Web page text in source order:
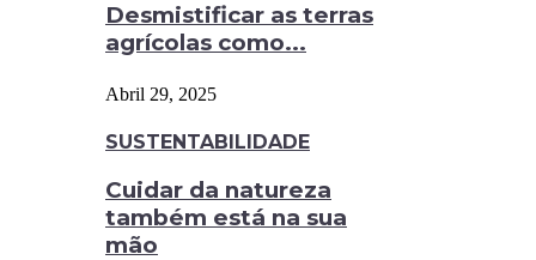
Desmistificar as terras
agrícolas como...
Abril 29, 2025
SUSTENTABILIDADE
Cuidar da natureza
também está na sua
mão